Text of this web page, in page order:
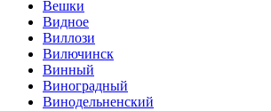
Вешки
Видное
Виллози
Вилючинск
Винный
Виноградный
Винодельненский